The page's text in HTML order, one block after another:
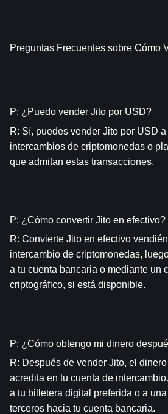
Preguntas Frecuentes sobre Cómo
P: ¿Puedo vender Jito por USD?
R: Sí, puedes vender Jito por USD
intercambios de criptomonedas o
que admitan estas transacciones.
P: ¿Cómo convertir Jito en efectivo?
R: Convierte Jito en efectivo
intercambio de criptomonedas,
a tu cuenta bancaria o mediante un
criptográfico, si está disponible.
P: ¿Cómo obtengo mi dinero
R: Después de vender Jito, el
acredita en tu cuenta de
a tu billetera digital preferida o a
terceros hacia tu cuenta bancaria.